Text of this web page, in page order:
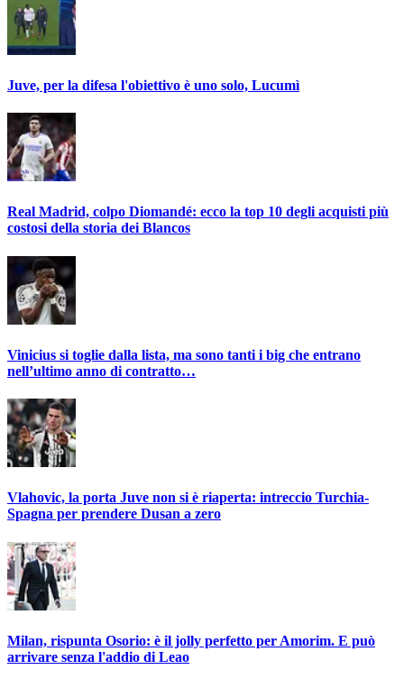
Juve, per la difesa l'obiettivo è uno solo, Lucumì
Real Madrid, colpo Diomandé: ecco la top 10 degli acquisti più
costosi della storia dei Blancos
Vinicius si toglie dalla lista, ma sono tanti i big che entrano
nell’ultimo anno di contratto…
Vlahovic, la porta Juve non si è riaperta: intreccio Turchia-
Spagna per prendere Dusan a zero
Milan, rispunta Osorio: è il jolly perfetto per Amorim. E può
arrivare senza l'addio di Leao